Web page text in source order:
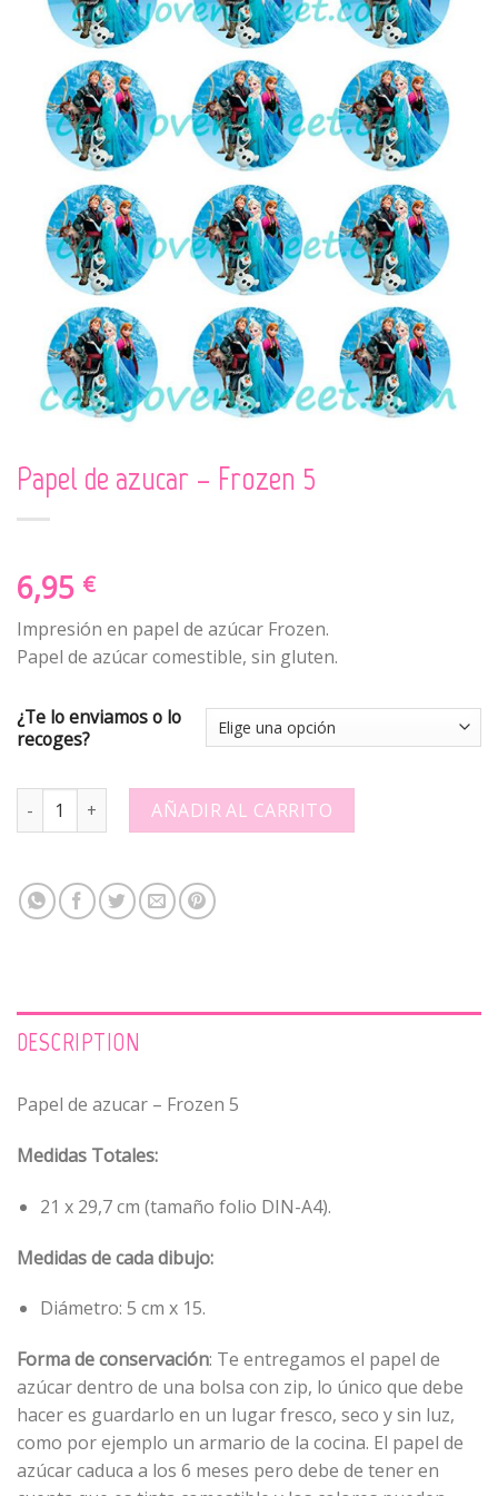
Papel de azucar – Frozen 5
6,95 €
Impresión en papel de azúcar Frozen.
Papel de azúcar comestible, sin gluten.
¿Te lo enviamos o lo
recoges?
Papel de azucar - Frozen 5 quantity
AÑADIR AL CARRITO
DESCRIPTION
Papel de azucar – Frozen 5
Medidas Totales:
21 x 29,7 cm (tamaño folio DIN-A4).
Medidas de cada dibujo:
Diámetro: 5 cm x 15.
Forma de conservación: Te entregamos el papel de
azúcar dentro de una bolsa con zip, lo único que debe
hacer es guardarlo en un lugar fresco, seco y sin luz,
como por ejemplo un armario de la cocina. El papel de
azúcar caduca a los 6 meses pero debe de tener en